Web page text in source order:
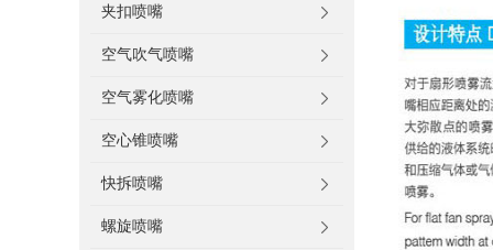
夹扣喷嘴
空气吹气喷嘴
空气雾化喷嘴
空心锥喷嘴
快拆喷嘴
螺旋喷嘴